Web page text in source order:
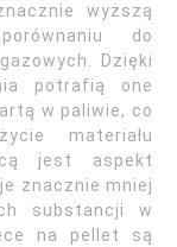
wyższą
do
Dzięki
potrafią one
w paliwie, co
materiału
jest aspekt
znacznie mniej
substancji w
na pellet są